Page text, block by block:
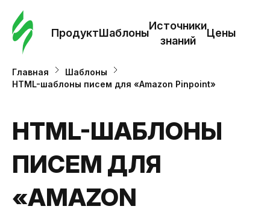
ПродуктШаблоны
Источники
знаний
Цены
Главная
Шаблоны
HTML-шаблоны писем для «Amazon Pinpoint»
HTML-ШАБЛОНЫ
ПИСЕМ ДЛЯ
«AMAZON